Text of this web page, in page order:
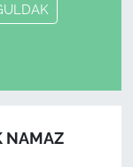
NAMAZ